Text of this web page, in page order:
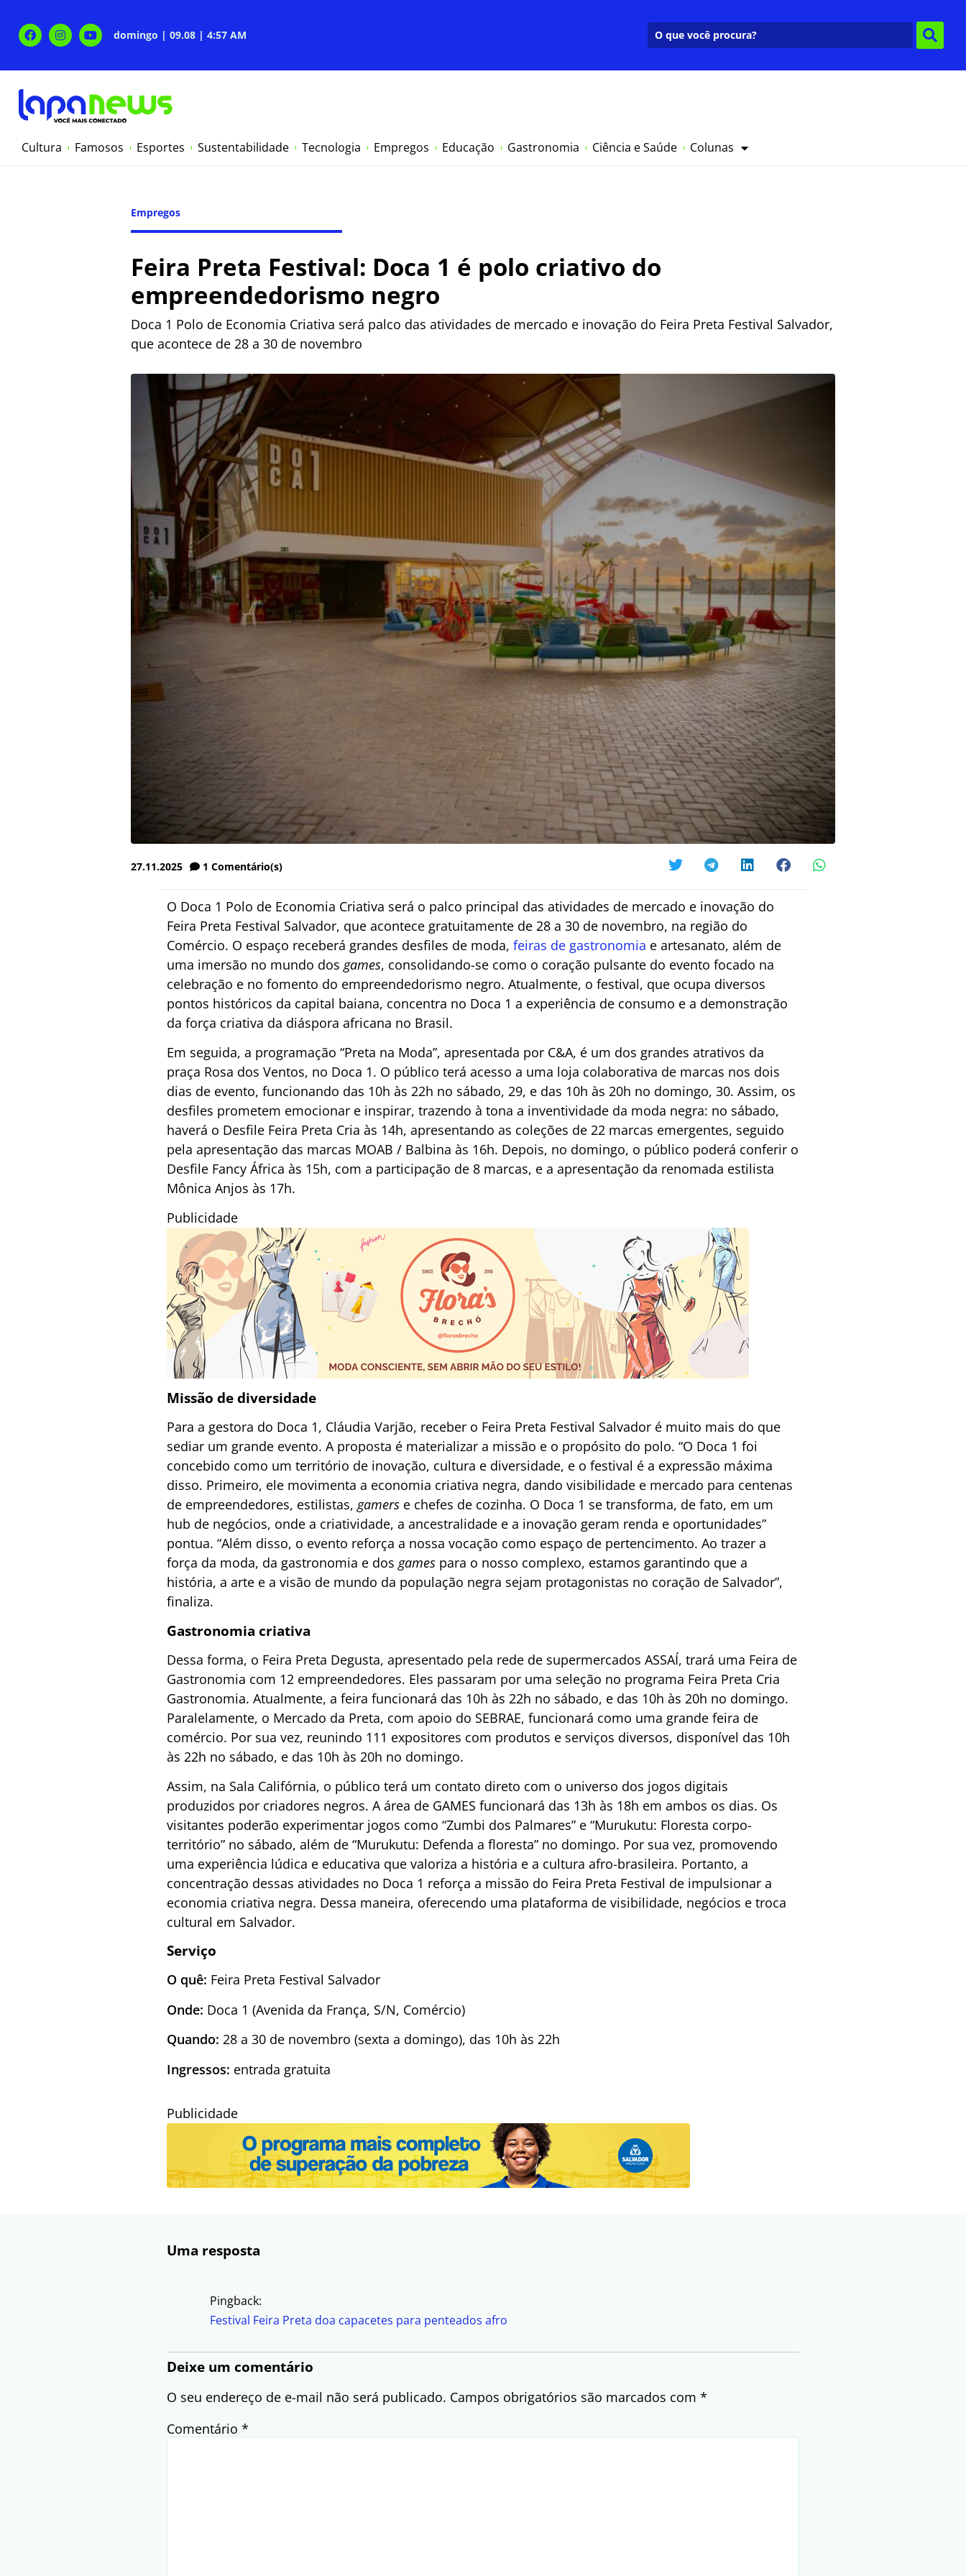
domingo | 09.08 | 4:57 AM
Cultura Famosos Esportes Sustentabilidade Tecnologia Empregos Educação Gastronomia Ciência e Saúde Colunas
Empregos
Feira Preta Festival: Doca 1 é polo criativo do
empreendedorismo negro
Doca 1 Polo de Economia Criativa será palco das atividades de mercado e inovação do Feira Preta Festival Salvador,
que acontece de 28 a 30 de novembro
27.11.2025 1 Comentário(s)
O Doca 1 Polo de Economia Criativa será o palco principal das atividades de mercado e inovação do
Feira Preta Festival Salvador, que acontece gratuitamente de 28 a 30 de novembro, na região do
Comércio. O espaço receberá grandes desfiles de moda, feiras de gastronomia e artesanato, além de
uma imersão no mundo dos games, consolidando-se como o coração pulsante do evento focado na
celebração e no fomento do empreendedorismo negro. Atualmente, o festival, que ocupa diversos
pontos históricos da capital baiana, concentra no Doca 1 a experiência de consumo e a demonstração
da força criativa da diáspora africana no Brasil.
Em seguida, a programação “Preta na Moda”, apresentada por C&A, é um dos grandes atrativos da
praça Rosa dos Ventos, no Doca 1. O público terá acesso a uma loja colaborativa de marcas nos dois
dias de evento, funcionando das 10h às 22h no sábado, 29, e das 10h às 20h no domingo, 30. Assim, os
desfiles prometem emocionar e inspirar, trazendo à tona a inventividade da moda negra: no sábado,
haverá o Desfile Feira Preta Cria às 14h, apresentando as coleções de 22 marcas emergentes, seguido
pela apresentação das marcas MOAB / Balbina às 16h. Depois, no domingo, o público poderá conferir o
Desfile Fancy África às 15h, com a participação de 8 marcas, e a apresentação da renomada estilista
Mônica Anjos às 17h.
Publicidade
Missão de diversidade
Para a gestora do Doca 1, Cláudia Varjão, receber o Feira Preta Festival Salvador é muito mais do que
sediar um grande evento. A proposta é materializar a missão e o propósito do polo. “O Doca 1 foi
concebido como um território de inovação, cultura e diversidade, e o festival é a expressão máxima
disso. Primeiro, ele movimenta a economia criativa negra, dando visibilidade e mercado para centenas
de empreendedores, estilistas, gamers e chefes de cozinha. O Doca 1 se transforma, de fato, em um
hub de negócios, onde a criatividade, a ancestralidade e a inovação geram renda e oportunidades”
pontua. “Além disso, o evento reforça a nossa vocação como espaço de pertencimento. Ao trazer a
força da moda, da gastronomia e dos games para o nosso complexo, estamos garantindo que a
história, a arte e a visão de mundo da população negra sejam protagonistas no coração de Salvador”,
finaliza.
Gastronomia criativa
Dessa forma, o Feira Preta Degusta, apresentado pela rede de supermercados ASSAÍ, trará uma Feira de
Gastronomia com 12 empreendedores. Eles passaram por uma seleção no programa Feira Preta Cria
Gastronomia. Atualmente, a feira funcionará das 10h às 22h no sábado, e das 10h às 20h no domingo.
Paralelamente, o Mercado da Preta, com apoio do SEBRAE, funcionará como uma grande feira de
comércio. Por sua vez, reunindo 111 expositores com produtos e serviços diversos, disponível das 10h
às 22h no sábado, e das 10h às 20h no domingo.
Assim, na Sala Califórnia, o público terá um contato direto com o universo dos jogos digitais
produzidos por criadores negros. A área de GAMES funcionará das 13h às 18h em ambos os dias. Os
visitantes poderão experimentar jogos como “Zumbi dos Palmares” e “Murukutu: Floresta corpo-
território” no sábado, além de “Murukutu: Defenda a floresta” no domingo. Por sua vez, promovendo
uma experiência lúdica e educativa que valoriza a história e a cultura afro-brasileira. Portanto, a
concentração dessas atividades no Doca 1 reforça a missão do Feira Preta Festival de impulsionar a
economia criativa negra. Dessa maneira, oferecendo uma plataforma de visibilidade, negócios e troca
cultural em Salvador.
Serviço
O quê: Feira Preta Festival Salvador
Onde: Doca 1 (Avenida da França, S/N, Comércio)
Quando: 28 a 30 de novembro (sexta a domingo), das 10h às 22h
Ingressos: entrada gratuita
Publicidade
Uma resposta
Pingback:
Festival Feira Preta doa capacetes para penteados afro
Deixe um comentário
O seu endereço de e-mail não será publicado. Campos obrigatórios são marcados com *
Comentário *